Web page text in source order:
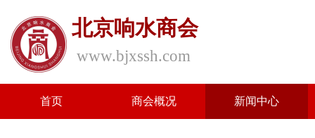
首页 商会概况 新闻中心
北京响水商会
www.bjxssh.com